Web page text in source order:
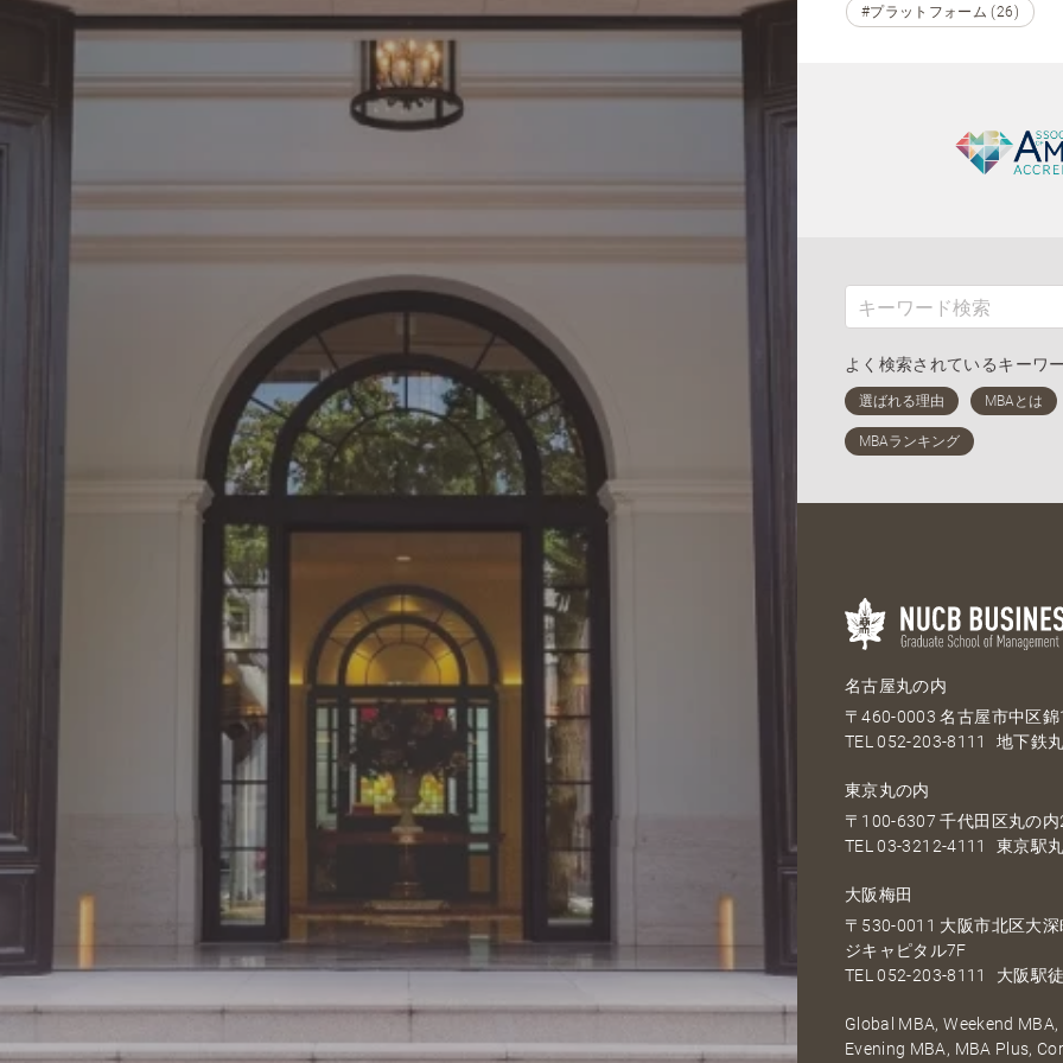
#プラットフォーム (26)
よく検索されているキーワ
名古屋丸の内
〒460-0003 名古屋市中区
TEL052-203-8111 地下鉄
東京丸の内
〒100-6307 千代田区丸の
TEL03-3212-4111 東京駅
大阪梅田
〒530-0011 大阪市北区大
ジキャピタル7F
TEL052-203-8111 大阪駅
Global MBA, Weekend
Evening MBA, MBA Plus,